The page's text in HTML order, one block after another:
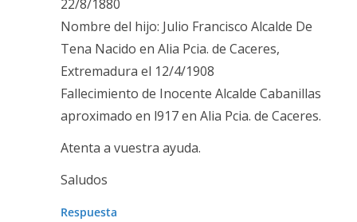
22/8/1880
Nombre del hijo: Julio Francisco Alcalde De
Tena Nacido en Alia Pcia. de Caceres,
Extremadura el 12/4/1908
Fallecimiento de Inocente Alcalde Cabanillas
aproximado en l917 en Alia Pcia. de Caceres.
Atenta a vuestra ayuda.
Saludos
Respuesta